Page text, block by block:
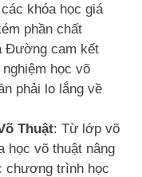
khóa học giá
phần chất
Đường cam kết
học võ
phải lo lắng về
Thuật: Từ lớp võ
học võ thuật nâng
chương trình học